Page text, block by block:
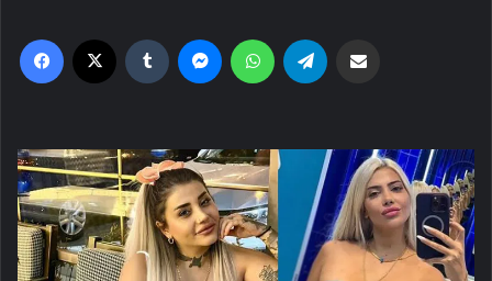
Facebook Tumblr MessengerWhatsApp